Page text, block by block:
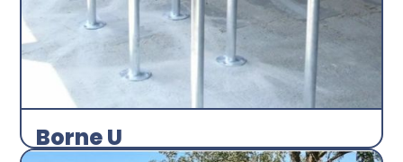
Borne U